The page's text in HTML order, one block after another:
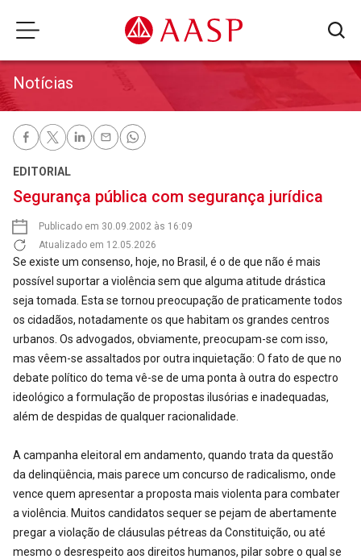
Notícias
EDITORIAL
Segurança pública com segurança jurídica
Publicado em 30.09.2002 às 16:09
Atualizado em 12.05.2026
Se existe um consenso, hoje, no Brasil, é o de que não é mais
possível suportar a violência sem que alguma atitude drástica
seja tomada. Esta se tornou preocupação de praticamente todos
os cidadãos, notadamente os que habitam os grandes centros
urbanos. Os advogados, obviamente, preocupam-se com isso,
mas vêem-se assaltados por outra inquietação: O fato de que no
debate político do tema vê-se de uma ponta à outra do espectro
ideológico a formulação de propostas ilusórias e inadequadas,
além de despidas de qualquer racionalidade.
A campanha eleitoral em andamento, quando trata da questão
da delinqüência, mais parece um concurso de radicalismo, onde
vence quem apresentar a proposta mais violenta para combater
a violência. Muitos candidatos sequer se pejam de abertamente
pregar a violação de cláusulas pétreas da Constituição, ou até
mesmo o desrespeito aos direitos humanos, pilar sobre o qual se